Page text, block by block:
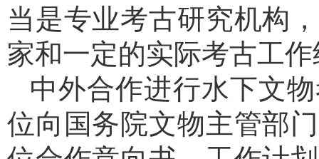
当是专业考古研究机构
家和一定的实际考古工
中外合作进行水下文
位向国务院文物主管部